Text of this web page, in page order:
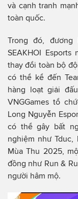
và cạnh tranh
toàn quốc.
Trong đó,
SEAKHOI
thay đổi toàn bộ
có thể kể đến
hàng loạt giải
VNGGames tổ
Long Nguyễn
có thể gây bất
nghiệm như Tduc,
Mùa Thu 2025,
đồng như Run &
người hâm mộ.